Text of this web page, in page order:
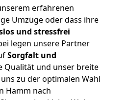
erfahrenen
Umzüge oder dass ihre
und stressfrei
legen unsere Partner
Sorgfalt und
Qualität und unser breite
zu der optimalen Wahl
Hamm nach